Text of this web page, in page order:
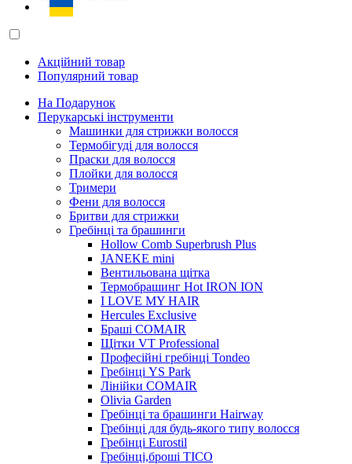
Акційний товар
Популярний товар
На Подарунок
Перукарські інструменти
Машинки для стрижки волосся
Термобігуді для волосся
Праски для волосся
Плойки для волосся
Тримери
Фени для волосся
Бритви для стрижки
Гребінці та брашинги
Hollow Comb Superbrush Plus
JANEKE mini
Вентильована щітка
Термобрашинг Hot IRON ION
I LOVE MY HAIR
Hercules Exclusive
Браші COMAIR
Щітки VT Professional
Професійні гребінці Tondeo
Гребінці YS Park
Лінійки COMAIR
Olivia Garden
Гребінці та брашинги Hairway
Гребінці для будь-якого типу волосся
Гребінці Eurostil
Гребінці,броші TICO